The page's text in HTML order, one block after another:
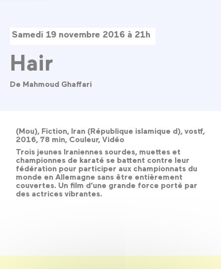
Samedi 19 novembre 2016 à 21h
Hair
De Mahmoud Ghaffari
(Mou), Fiction, Iran (République islamique d), vostf,
2016, 78 min, Couleur, Vidéo
Trois jeunes Iraniennes sourdes, muettes et
championnes de karaté se battent contre leur
fédération pour participer aux championnats du
monde en Allemagne sans être entièrement
couvertes. Un film d’une grande force porté par
des actrices vibrantes.